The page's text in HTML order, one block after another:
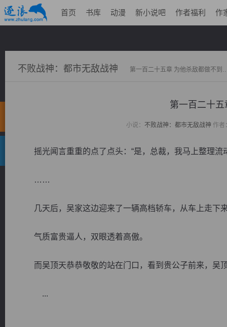
首页 书库 动漫 新小说吧 作者福利 作
不败战神：都市无敌战神 第一百二十五章 为他杀敌都做不
第一百二十
小说： 不败战神：都市无敌战神 作者
摇光闻言重重的点了点头：“是，总裁，我马上整理流
……
几天后，吴家这边迎来了一辆高档轿车，从车上走下
气质富贵逼人，双眼透着高傲。
而吴顶天恭恭敬敬的站在门口，看到贵公子前来，吴顶
...